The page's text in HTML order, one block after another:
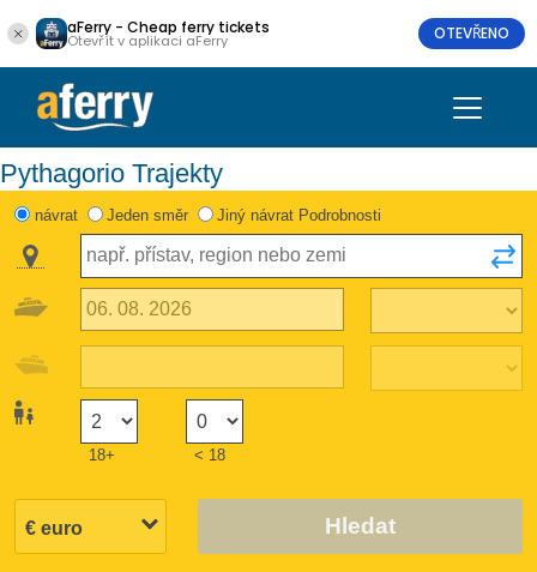
aFerry - Cheap ferry tickets
Otevřít v aplikaci aFerry OTEVŘENO
Pythagorio Trajekty
návrat Jeden směr Jiný návrat Podrobnosti
18+ < 18
Hledat